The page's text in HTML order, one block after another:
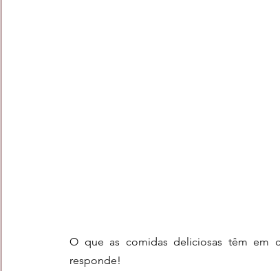
O que as comidas deliciosas têm em
responde!